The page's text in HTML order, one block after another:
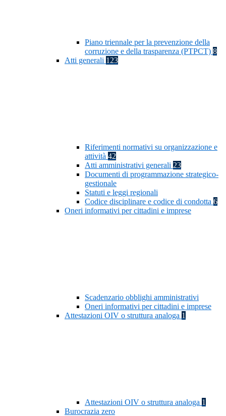
Piano triennale per la prevenzione della
corruzione e della trasparenza (PTPCT) 8
Atti generali 123
Riferimenti normativi su organizzazione e
attività 42
Atti amministrativi generali 23
Documenti di programmazione strategico-
gestionale
Statuti e leggi regionali
Codice disciplinare e codice di condotta 6
Oneri informativi per cittadini e imprese
Scadenzario obblighi amministrativi
Oneri informativi per cittadini e imprese
Attestazioni OIV o struttura analoga 1
Attestazioni OIV o struttura analoga 1
Burocrazia zero